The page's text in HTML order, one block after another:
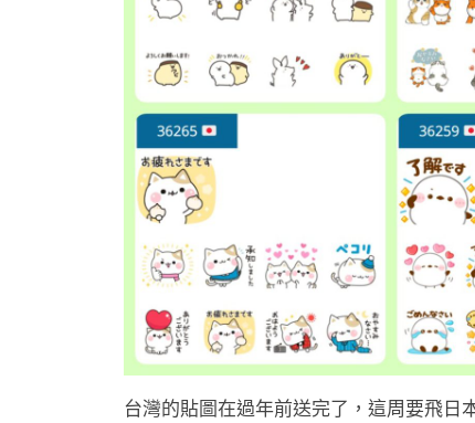
台灣的貼圖在過年前送完了，這周要飛日